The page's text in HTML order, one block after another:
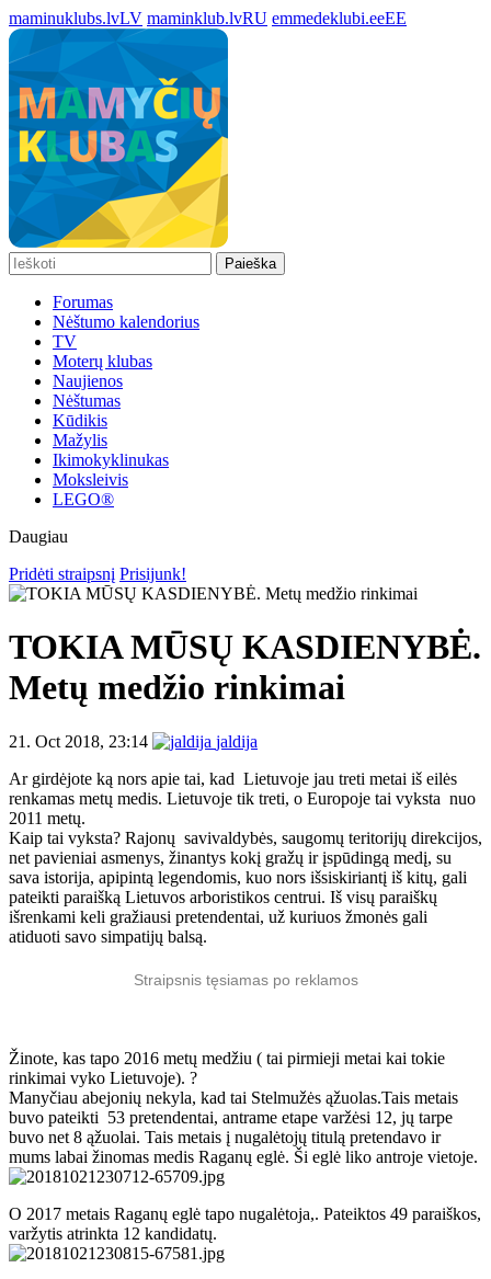
maminuklubs.lvLV maminklub.lvRU emmedeklubi.eeEE
Paieška
Forumas
Nėštumo kalendorius
TV
Moterų klubas
Naujienos
Nėštumas
Kūdikis
Mažylis
Ikimokyklinukas
Moksleivis
LEGO®
Daugiau
Pridėti straipsnį Prisijunk!
TOKIA MŪSŲ KASDIENYBĖ.
Metų medžio rinkimai
21. Oct 2018, 23:14
jaldija
Ar girdėjote ką nors apie tai, kad Lietuvoje jau treti metai iš eilės
renkamas metų medis. Lietuvoje tik treti, o Europoje tai vyksta nuo
2011 metų.
Kaip tai vyksta? Rajonų savivaldybės, saugomų teritorijų direkcijos,
net pavieniai asmenys, žinantys kokį gražų ir įspūdingą medį, su
sava istorija, apipintą legendomis, kuo nors išsiskiriantį iš kitų, gali
pateikti paraišką Lietuvos arboristikos centrui. Iš visų paraiškų
išrenkami keli gražiausi pretendentai, už kuriuos žmonės gali
atiduoti savo simpatijų balsą.
Straipsnis tęsiamas po reklamos
Žinote, kas tapo 2016 metų medžiu ( tai pirmieji metai kai tokie
rinkimai vyko Lietuvoje). ?
Manyčiau abejonių nekyla, kad tai Stelmužės ąžuolas.Tais metais
buvo pateikti 53 pretendentai, antrame etape varžėsi 12, jų tarpe
buvo net 8 ąžuolai. Tais metais į nugalėtojų titulą pretendavo ir
mums labai žinomas medis Raganų eglė. Ši eglė liko antroje vietoje.
O 2017 metais Raganų eglė tapo nugalėtoja,. Pateiktos 49 paraiškos,
varžytis atrinkta 12 kandidatų.